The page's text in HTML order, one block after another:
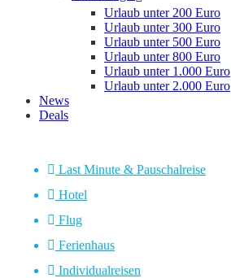
Urlaub unter 200 Euro
Urlaub unter 300 Euro
Urlaub unter 500 Euro
Urlaub unter 800 Euro
Urlaub unter 1.000 Euro
Urlaub unter 2.000 Euro
News
Deals
Last Minute & Pauschalreise
Hotel
Flug
Ferienhaus
Individualreisen